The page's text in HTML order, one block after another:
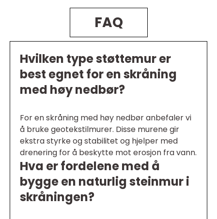
FAQ
Hvilken type støttemur er
best egnet for en skråning
med høy nedbør?
For en skråning med høy nedbør anbefaler vi
å bruke geotekstilmurer. Disse murene gir
ekstra styrke og stabilitet og hjelper med
drenering for å beskytte mot erosjon fra vann.
Hva er fordelene med å
bygge en naturlig steinmur i
skråningen?